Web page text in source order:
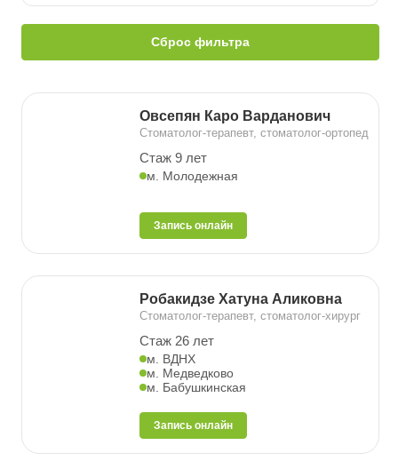
Сброс фильтра
Овсепян Каро Варданович
Стоматолог-терапевт, стоматолог-ортопед
Стаж 9 лет
м. Молодежная
Запись онлайн
Робакидзе Хатуна Аликовна
Стоматолог-терапевт, стоматолог-хирург
Стаж 26 лет
м. ВДНХ
м. Медведково
м. Бабушкинская
Запись онлайн